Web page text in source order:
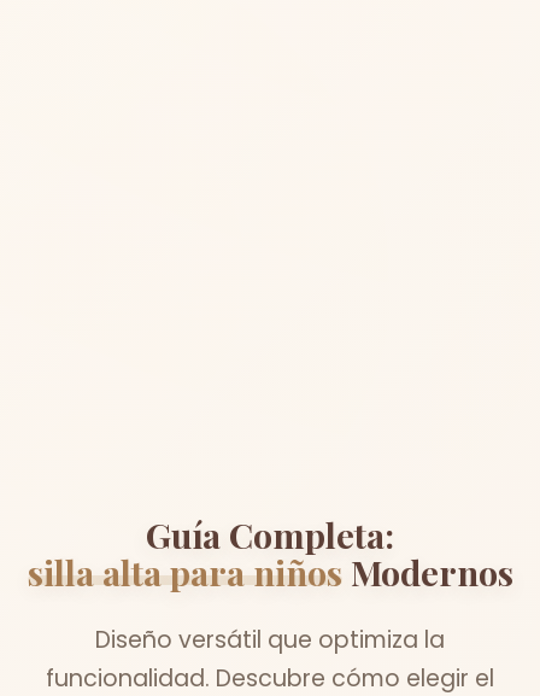
Guía Completa:
silla alta para niñosModernos
Diseño versátil que optimiza la
funcionalidad. Descubre cómo elegir el